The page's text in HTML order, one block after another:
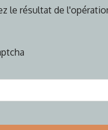
le résultat de